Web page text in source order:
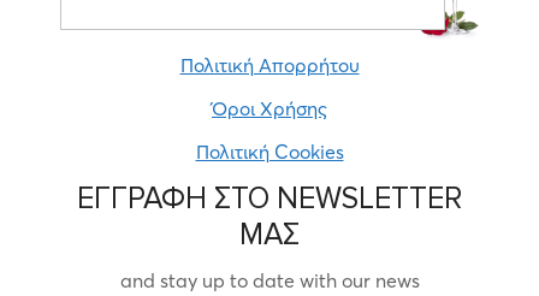
Πολιτική Απορρήτου
Όροι Χρήσης
Πολιτική Cookies
ΕΓΓΡΑΦΗ ΣΤΟ NEWSLETTER
ΜΑΣ
and stay up to date with our news